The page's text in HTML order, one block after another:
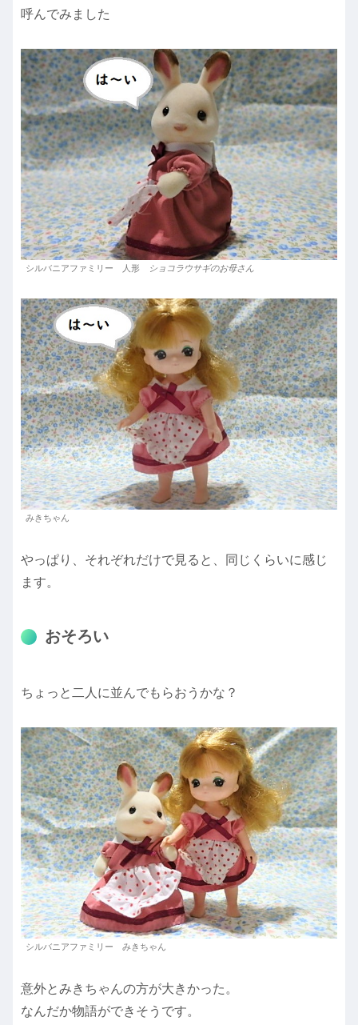
呼んでみました
シルバニアファミリー 人形 ショコラウサギのお母さん
みきちゃん
やっぱり、それぞれだけで見ると、同じくらいに感じ
ます。
おそろい
ちょっと二人に並んでもらおうかな？
シルバニアファミリー みきちゃん
意外とみきちゃんの方が大きかった。
なんだか物語ができそうです。